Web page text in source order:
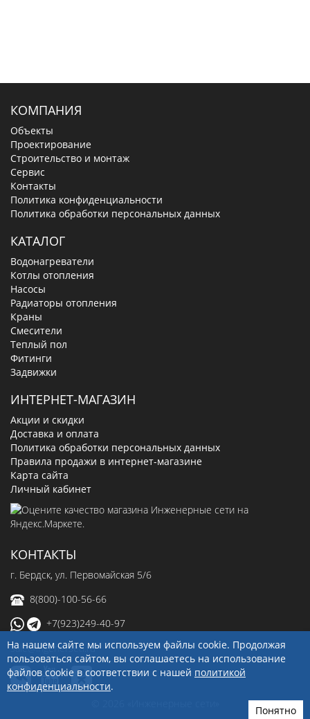
КОМПАНИЯ
Объекты
Проектирование
Строительство и монтаж
Сервис
Контакты
Политика конфиденциальности
Политика обработки персональных данных
КАТАЛОГ
Водонагреватели
Котлы отопления
Насосы
Радиаторы отопления
Краны
Смесители
Теплый пол
Фитинги
Задвижки
ИНТЕРНЕТ-МАГАЗИН
Акции и скидки
Доставка и оплата
Политика обработки персональных данных
Правила продажи в интернет-магазине
Карта сайта
Личный кабинет
КОНТАКТЫ
г. Бердск, ул. Первомайская 5/6
8(800)-100-56-66
+7(923)249-40-97
sale@ingenerseti.ru
На нашем сайте мы используем файлы cookie. Продолжая
пользоваться сайтом, вы соглашаетесь на использование
файлов cookie в соответствии с нашей политикой
конфиденциальности.
Понятно